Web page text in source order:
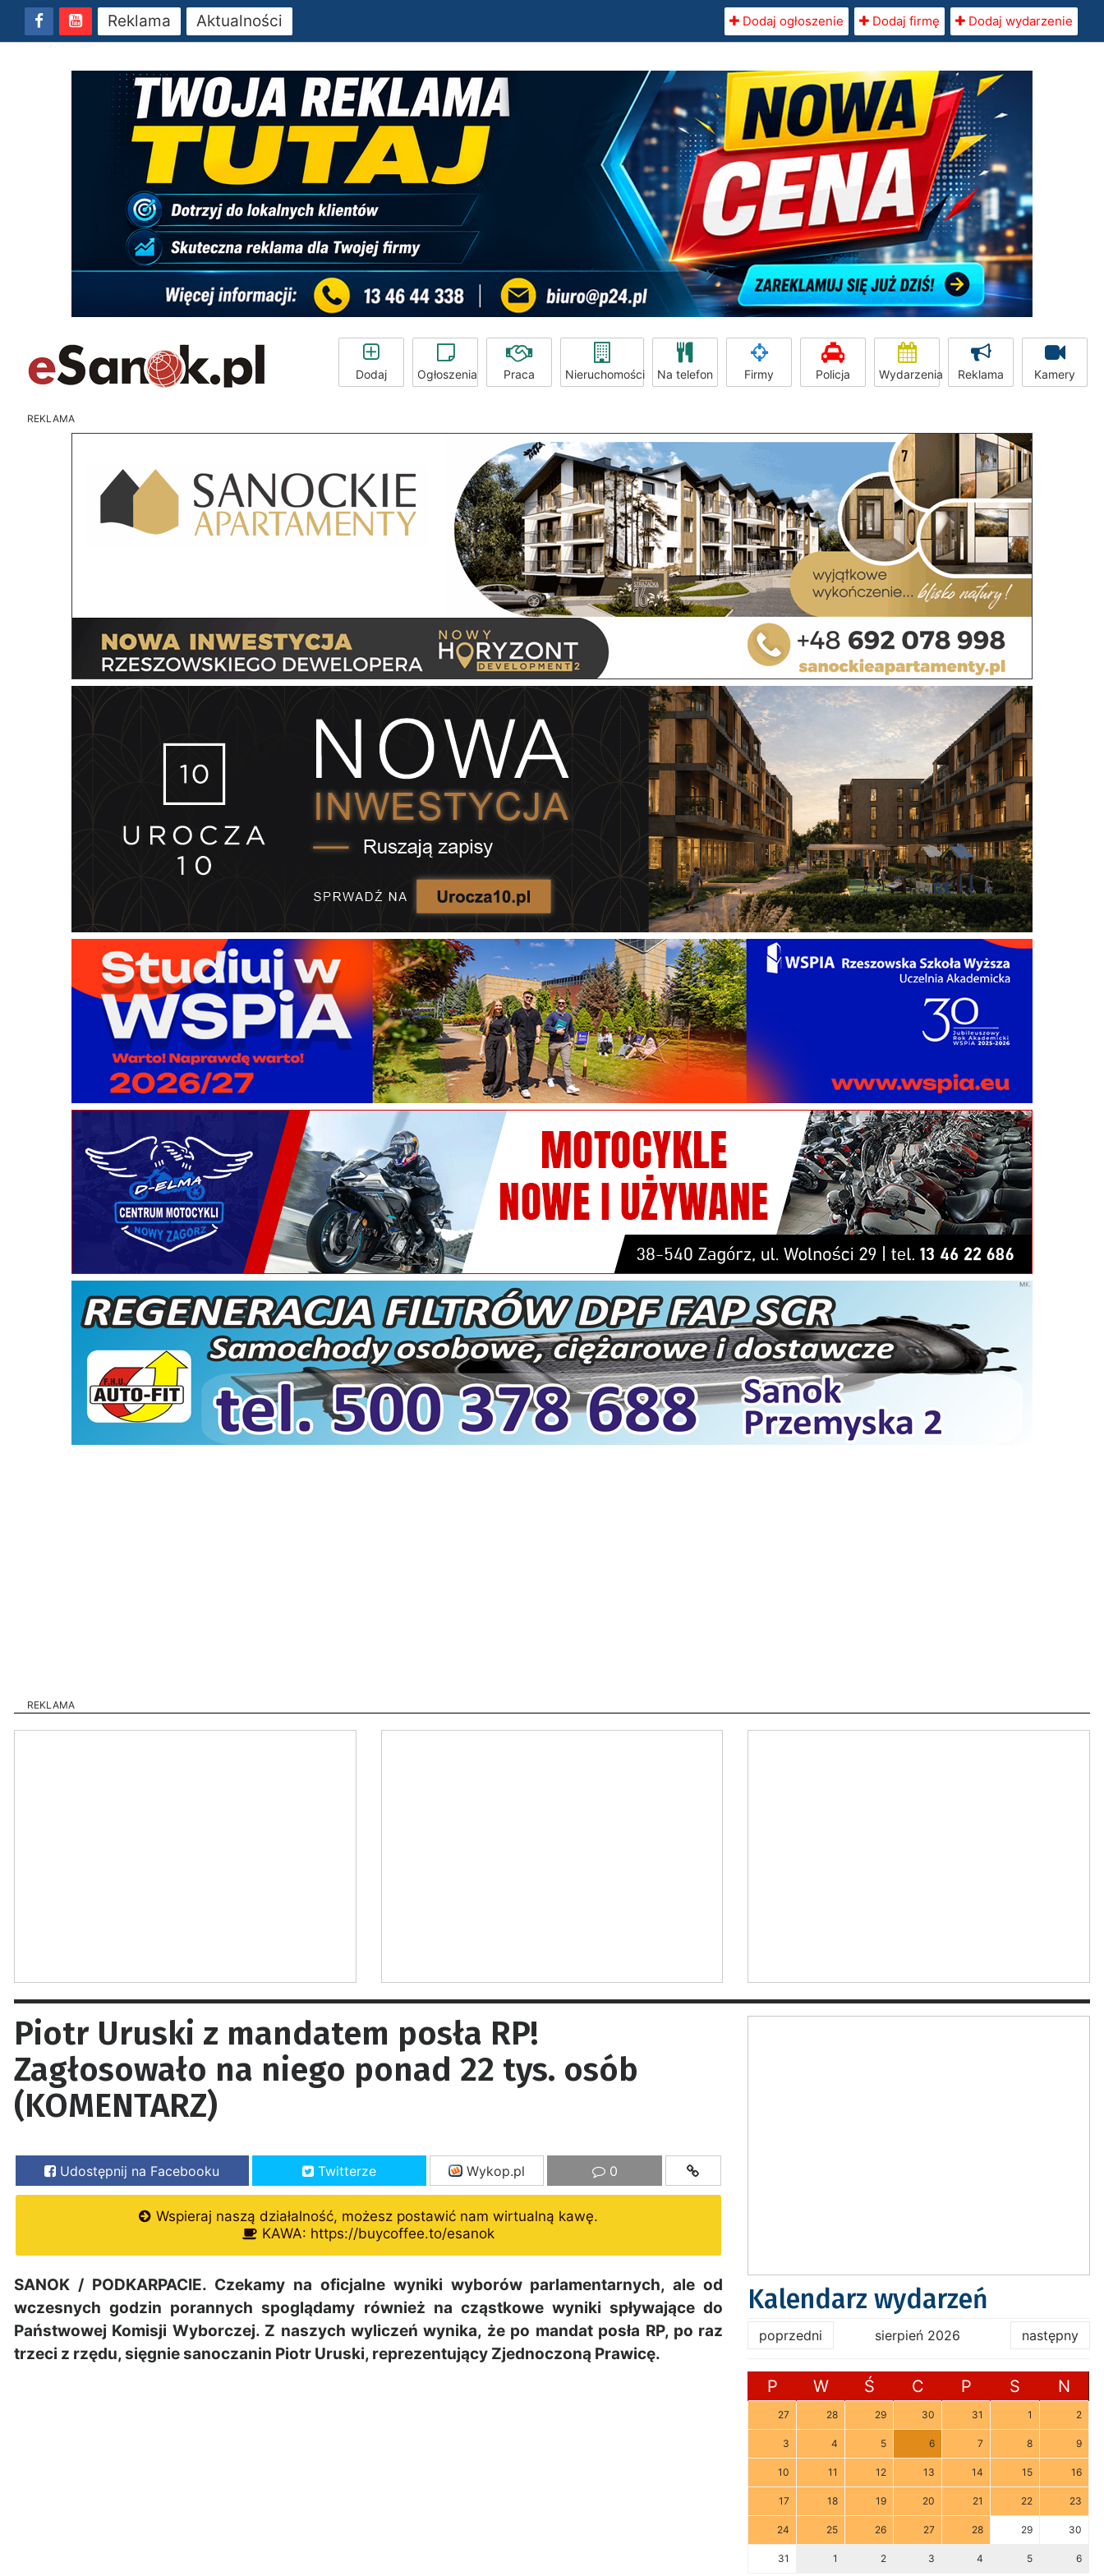
Reklama Aktualności Dodaj ogłoszenie Dodaj firmę Dodaj wydarzenie
Dodaj Ogłoszenia Praca Nieruchomości Na telefon Firmy Policja Wydarzenia Reklama Kamery
REKLAMA
REKLAMA
Piotr Uruski z mandatem posła RP!
Zagłosowało na niego ponad 22 tys. osób
(KOMENTARZ)
Udostępnij na Facebooku Twitterze Wykop.pl 0
Wspieraj naszą działalność, możesz postawić nam wirtualną kawę.
KAWA: https://buycoffee.to/esanok
SANOK / PODKARPACIE. Czekamy na oficjalne wyniki wyborów parlamentarnych, ale od
wczesnych godzin porannych spoglądamy również na cząstkowe wyniki spływające do
Państwowej Komisji Wyborczej. Z naszych wyliczeń wynika, że po mandat posła RP, po raz
trzeci z rzędu, sięgnie sanoczanin Piotr Uruski, reprezentujący Zjednoczoną Prawicę.
Kalendarz wydarzeń
poprzedni sierpień 2026 następny
P W Ś C P S N
27 28 29 30 31 1 2
3 4 5 6 7 8 9
10 11 12 13 14 15 16
17 18 19 20 21 22 23
24 25 26 27 28 29 30
31 1 2 3 4 5 6